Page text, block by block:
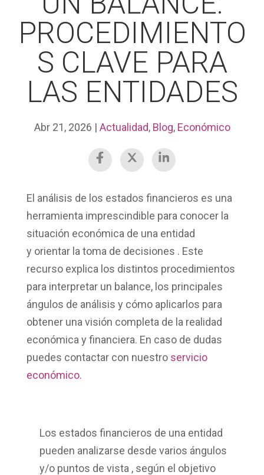
PROCEDIMIENTO
S CLAVE PARA
LAS ENTIDADES
Abr 21, 2026 | Actualidad, Blog, Económico
El análisis de los estados financieros es una
herramienta imprescindible para conocer la
situación económica de una entidad
y orientar la toma de decisiones . Este
recurso explica los distintos procedimientos
para interpretar un balance, los principales
ángulos de análisis y cómo aplicarlos para
obtener una visión completa de la realidad
económica y financiera. En caso de dudas
puedes contactar con nuestro servicio
económico.
Los estados financieros de una entidad
pueden analizarse desde varios ángulos
y/o puntos de vista , según el objetivo